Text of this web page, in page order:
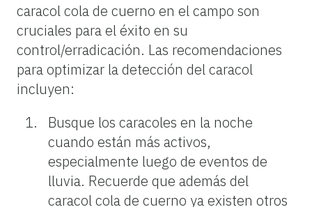
caracol cola de cuerno en el campo son
cruciales para el éxito en su
control/erradicación. Las recomendaciones
para optimizar la detección del caracol
incluyen:
Busque los caracoles en la noche
cuando están más activos,
especialmente luego de eventos de
lluvia. Recuerde que además del
caracol cola de cuerno ya existen otros